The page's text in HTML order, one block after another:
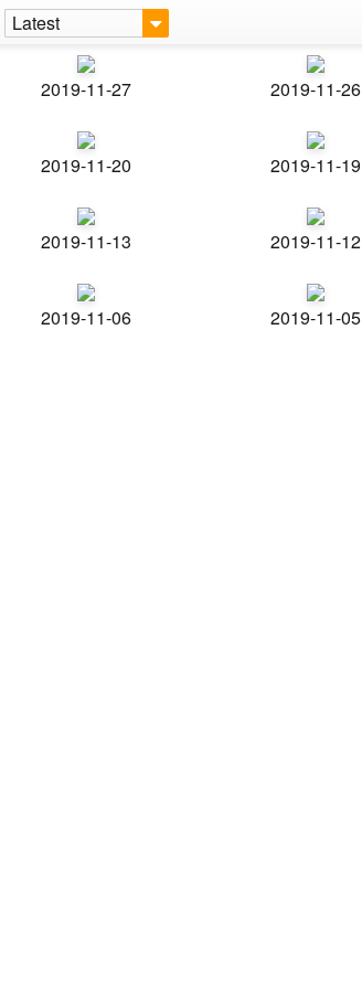
Latest
2019-11-27 2019-11-26
2019-11-20 2019-11-19
2019-11-13 2019-11-12
2019-11-06 2019-11-05